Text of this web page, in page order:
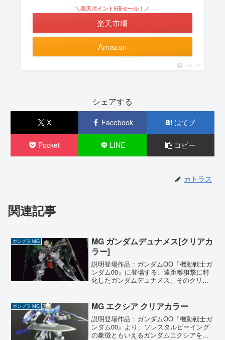
Amazon
＼楽天ポイント5倍セール！／
楽天市場
ポチップ
シェアする
X Facebook はてブ
Pocket LINE コピー
カトラス
関連記事
ガンプラ MG
MG ガンダムデュナメス[クリアカ
ラー]
説明登場作品：ガンダムOO『機動戦士ガ
ンダム00』に登場する、遠距離狙撃に特
化したガンダムデュナメス、そのクリア
い撃つぜ』の通り、超長距離からの精密
射撃を可能にするスナ...
ガンプラ MG MG エクシア クリアカラー
説明登場作品：ガンダムOO『機動戦士ガ
ンダム00』より、ソレスタルビーイング
の象徴ともいえるガンダムエクシアを製